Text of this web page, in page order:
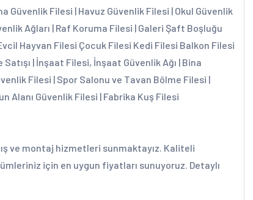
Güvenlik Filesi | Havuz Güvenlik Filesi | Okul Güvenlik
Ağları | Raf Koruma Filesi | Galeri Şaft Boşluğu
Hayvan Filesi Çocuk Filesi Kedi Filesi Balkon Filesi
| İnşaat Filesi, İnşaat Güvenlik Ağı | Bina
Filesi | Spor Salonu ve Tavan Bölme Filesi |
Alanı Güvenlik Filesi | Fabrika Kuş Filesi
ve montaj hizmetleri sunmaktayız. Kaliteli
için en uygun fiyatları sunuyoruz. Detaylı